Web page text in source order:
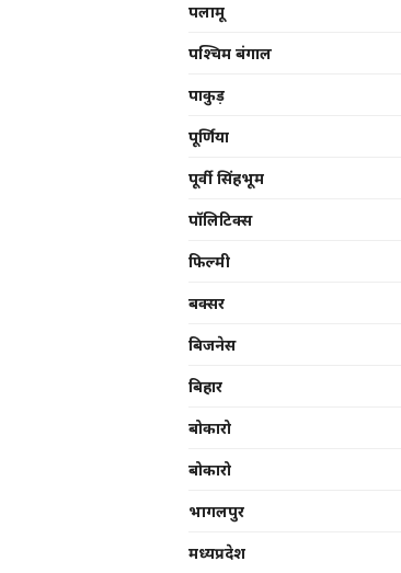
पलामू
पश्चिम बंगाल
पाकुड़
पूर्णिया
पूर्वी सिंहभूम
पॉलिटिक्स
फिल्मी
बक्सर
बिजनेस
बिहार
बोकारो
बोकारो
भागलपुर
मध्यप्रदेश